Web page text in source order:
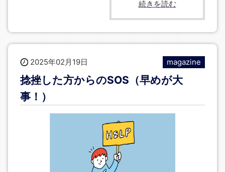
続きを読む
2025年02月19日 magazine
捻挫した方からのSOS（早めが大
事！）